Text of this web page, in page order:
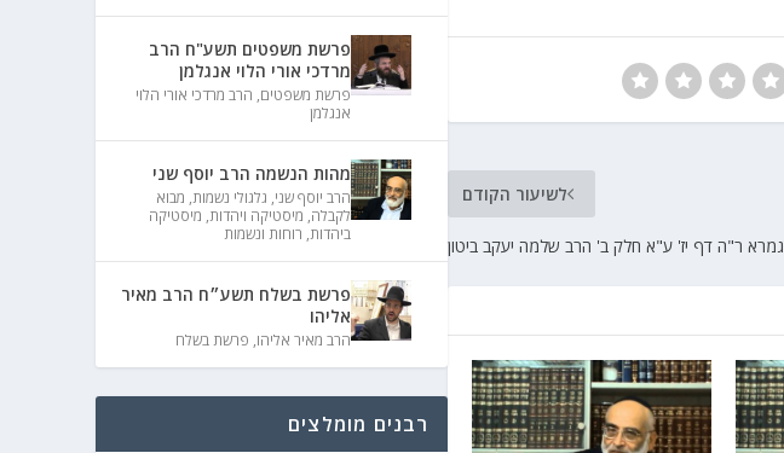
לשיעור הקודם
גמרא ר"ה דף יז' ע"א חלק ב' הרב שלמה יעקב ביטון
פרשת משפטים תשע"ח הרב
מרדכי אורי הלוי אנגלמן
פרשת משפטים, הרב מרדכי אורי הלוי
אנגלמן
מהות הנשמה הרב יוסף שני
הרב יוסף שני, גלגולי נשמות, מבוא
לקבלה, מיסטיקה ויהדות, מיסטיקה
ביהדות, רוחות ונשמות
פרשת בשלח תשע״ח הרב מאיר
אליהו
הרב מאיר אליהו, פרשת בשלח
רבנים מומלצים